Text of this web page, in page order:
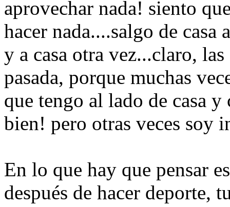
aprovechar nada! siento
hacer nada....salgo de
y a casa otra vez...claro,
pasada, porque muchas
que tengo al lado de casa
bien! pero otras veces soy
En lo que hay que pensar
después de hacer deporte,